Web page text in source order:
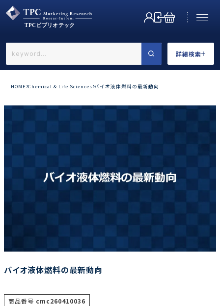
詳細検索
←戻る
HOME Chemical & Life Sciences バイオ液体燃料の最新動向
バイオ液体燃料の最新動向
商品番号 cmc260410036